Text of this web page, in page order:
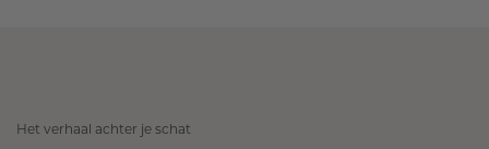
Het verhaal achter je schat